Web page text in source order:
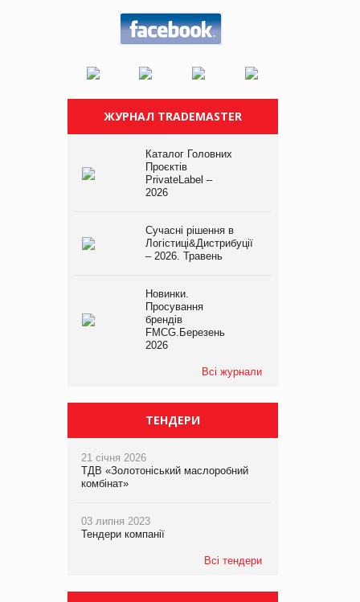
ЖУРНАЛ TRADEMASTER
Каталог Головних
Проєктів
PrivateLabel –
2026
Сучасні рішення в
Логістиці&Дистрибуції
– 2026. Травень
Новинки.
Просування
брендів
FMCG.Березень
2026
Всі журнали
ТЕНДЕРИ
21 січня 2026
ТДВ «Золотоніський маслоробний
комбінат»
03 липня 2023
Тендери компанії
Всі тендери